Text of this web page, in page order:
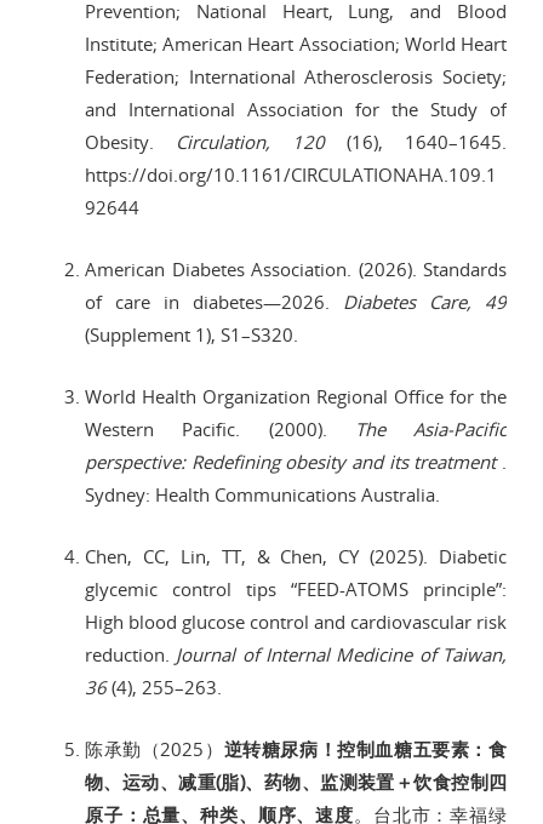
Prevention; National Heart, Lung, and Blood
Institute; American Heart Association; World Heart
Federation; International Atherosclerosis Society;
and International Association for the Study of
Obesity. Circulation, 120(16), 1640–1645.
https://doi.org/10.1161/CIRCULATIONAHA.109.1
92644
American Diabetes Association. (2026). Standards
of care in diabetes—2026. Diabetes Care, 49
(Supplement 1), S1–S320.
World Health Organization Regional Office for the
Western Pacific. (2000).
The Asia-Pacific
perspective: Redefining obesity and its treatment.
Sydney: Health Communications Australia.
Chen, CC, Lin, TT, & Chen, CY (2025). Diabetic
glycemic control tips “FEED-ATOMS principle”:
High blood glucose control and cardiovascular risk
reduction. Journal of Internal Medicine of Taiwan,
36(4), 255–263.
陈承勤（2025） 逆转糖尿病！控制血糖五要素：食
物、运动、减重(脂)、药物、监测装置＋饮食控制四
原子：总量、种类、顺序、速度。台北市：幸福绿